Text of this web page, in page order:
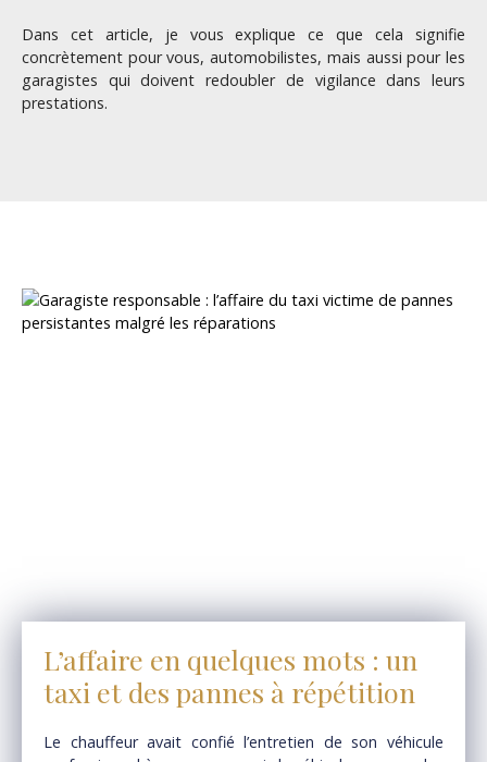
Dans cet article, je vous explique ce que cela signifie
concrètement pour vous, automobilistes, mais aussi pour les
garagistes qui doivent redoubler de vigilance dans leurs
prestations.
L’affaire en quelques mots : un
taxi et des pannes à répétition
Le chauffeur avait confié l’entretien de son véhicule